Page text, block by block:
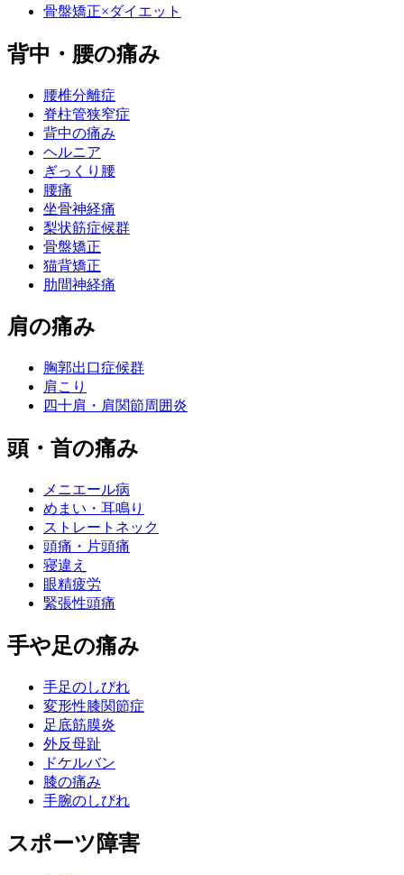
骨盤矯正×ダイエット
背中・腰の痛み
腰椎分離症
脊柱管狭窄症
背中の痛み
ヘルニア
ぎっくり腰
腰痛
坐骨神経痛
梨状筋症候群
骨盤矯正
猫背矯正
肋間神経痛
肩の痛み
胸郭出口症候群
肩こり
四十肩・肩関節周囲炎
頭・首の痛み
メニエール病
めまい・耳鳴り
ストレートネック
頭痛・片頭痛
寝違え
眼精疲労
緊張性頭痛
手や足の痛み
手足のしびれ
変形性膝関節症
足底筋膜炎
外反母趾
ドケルバン
膝の痛み
手腕のしびれ
スポーツ障害